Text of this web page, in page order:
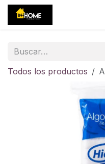
Ir al contenido
Todos los productos